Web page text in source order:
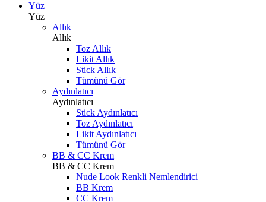
Yüz
Yüz
Allık
Allık
Toz Allık
Likit Allık
Stick Allık
Tümünü Gör
Aydınlatıcı
Aydınlatıcı
Stick Aydınlatıcı
Toz Aydınlatıcı
Likit Aydınlatıcı
Tümünü Gör
BB & CC Krem
BB & CC Krem
Nude Look Renkli Nemlendirici
BB Krem
CC Krem